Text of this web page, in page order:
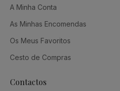
A Minha Conta
As Minhas Encomendas
Os Meus Favoritos
Cesto de Compras
Contactos